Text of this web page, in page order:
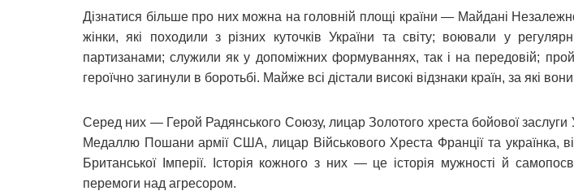
Дізнатися більше про них можна на головній площі країни — Майдані
жінки, які походили з різних куточків України та світу; воювали у
партизанами; служили як у допоміжних формуваннях, так і на передовій;
героїчно загинули в боротьбі. Майже всі дістали високі відзнаки країн, за які
Серед них — Герой Радянського Союзу, лицар Золотого хреста бойової
Медаллю Пошани армії США, лицар Військового Хреста Франції та українка,
Британської Імперії. Історія кожного з них — це історія мужності й
перемоги над агресором.